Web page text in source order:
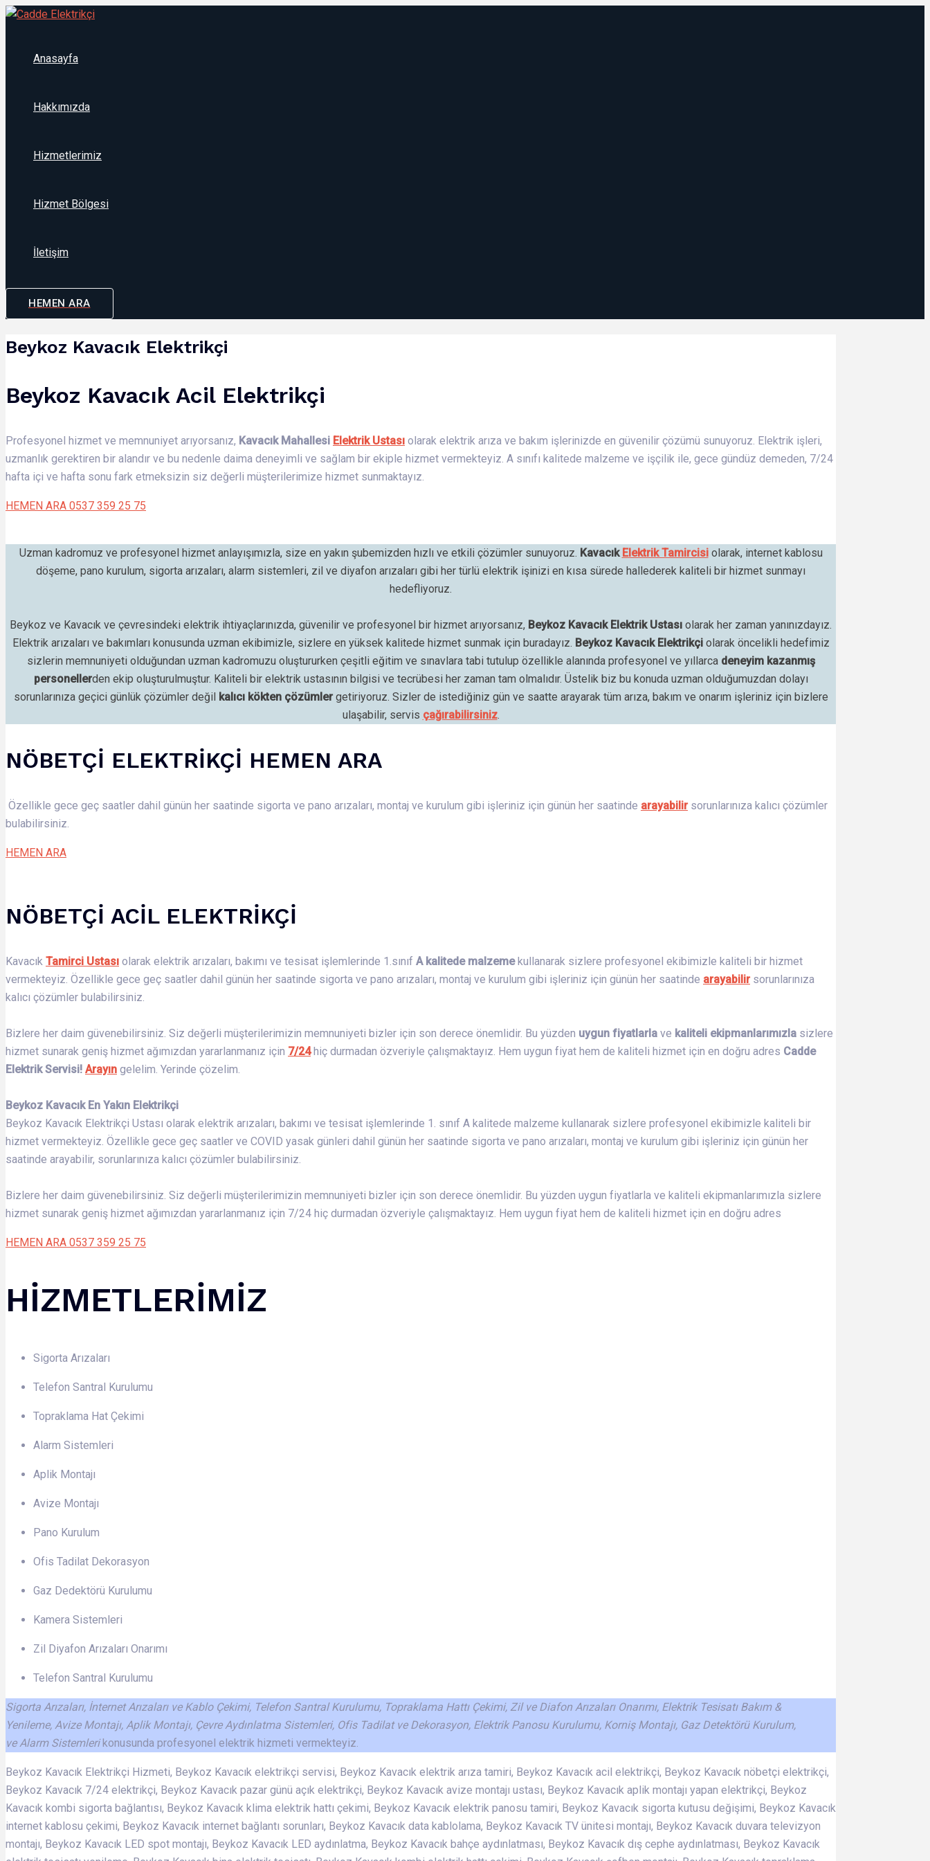
İçeriğe
Anasayfa
Hakkımızda
Hizmetlerimiz
Hizmet Bölgesi
İletişim
HEMEN ARA
Beykoz Kavacık Elektrikçi
Beykoz Kavacık Acil Elektrikçi
Profesyonel hizmet ve memnuniyet arıyorsanız, Kavacık Mahallesi Elektrik Ustası olarak elektrik arıza ve bakım işlerinizde en güvenilir çözümü sunuyoruz. Elektrik işleri,
uzmanlık gerektiren bir alandır ve bu nedenle daima deneyimli ve sağlam bir ekiple hizmet vermekteyiz. A sınıfı kalitede malzeme ve işçilik ile, gece gündüz demeden, 7/24
hafta içi ve hafta sonu fark etmeksizin siz değerli müşterilerimize hizmet sunmaktayız.
HEMEN ARA 0537 359 25 75
Uzman kadromuz ve profesyonel hizmet anlayışımızla, size en yakın şubemizden hızlı ve etkili çözümler sunuyoruz. Kavacık Elektrik Tamircisiolarak, internet kablosu
döşeme, pano kurulum, sigorta arızaları, alarm sistemleri, zil ve diyafon arızaları gibi her türlü elektrik işinizi en kısa sürede hallederek kaliteli bir hizmet sunmayı
hedefliyoruz.
Beykoz ve Kavacık ve çevresindeki elektrik ihtiyaçlarınızda, güvenilir ve profesyonel bir hizmet arıyorsanız, Beykoz Kavacık Elektrik Ustası olarak her zaman yanınızdayız.
Elektrik arızaları ve bakımları konusunda uzman ekibimizle, sizlere en yüksek kalitede hizmet sunmak için buradayız. Beykoz Kavacık Elektrikçiolarak öncelikli hedefimiz
sizlerin memnuniyeti olduğundan uzman kadromuzu oluştururken çeşitli eğitim ve sınavlara tabi tutulup özellikle alanında profesyonel ve yıllarca deneyim kazanmış
personellerden ekip oluşturulmuştur. Kaliteli bir elektrik ustasının bilgisi ve tecrübesi her zaman tam olmalıdır. Üstelik biz bu konuda uzman olduğumuzdan dolayı
sorunlarınıza geçici günlük çözümler değil kalıcı kökten çözümlergetiriyoruz. Sizler de istediğiniz gün ve saatte arayarak tüm arıza, bakım ve onarım işleriniz için bizlere
ulaşabilir, servis çağırabilirsiniz.
NÖBETÇİ ELEKTRİKÇİ HEMEN ARA
Özellikle gece geç saatler dahil günün her saatinde sigorta ve pano arızaları, montaj ve kurulum gibi işleriniz için günün her saatinde arayabilirsorunlarınıza kalıcı çözümler
bulabilirsiniz.
HEMEN ARA
NÖBETÇİ ACİL ELEKTRİKÇİ
Kavacık Tamirci Ustası olarak elektrik arızaları, bakımı ve tesisat işlemlerinde 1.sınıf A kalitede malzemekullanarak sizlere profesyonel ekibimizle kaliteli bir hizmet
vermekteyiz. Özellikle gece geç saatler dahil günün her saatinde sigorta ve pano arızaları, montaj ve kurulum gibi işleriniz için günün her saatinde arayabilirsorunlarınıza
kalıcı çözümler bulabilirsiniz.
Bizlere her daim güvenebilirsiniz. Siz değerli müşterilerimizin memnuniyeti bizler için son derece önemlidir. Bu yüzden uygun fiyatlarla ve kaliteli ekipmanlarımızla sizlere
hizmet sunarak geniş hizmet ağımızdan yararlanmanız için 7/24hiç durmadan özveriyle çalışmaktayız. Hem uygun fiyat hem de kaliteli hizmet için en doğru adres Cadde
Elektrik Servisi! Arayın gelelim. Yerinde çözelim.
Beykoz Kavacık En Yakın Elektrikçi
Beykoz Kavacık Elektrikçi Ustası olarak elektrik arızaları, bakımı ve tesisat işlemlerinde 1. sınıf A kalitede malzeme kullanarak sizlere profesyonel ekibimizle kaliteli bir
hizmet vermekteyiz. Özellikle gece geç saatler ve COVID yasak günleri dahil günün her saatinde sigorta ve pano arızaları, montaj ve kurulum gibi işleriniz için günün her
saatinde arayabilir, sorunlarınıza kalıcı çözümler bulabilirsiniz.
Bizlere her daim güvenebilirsiniz. Siz değerli müşterilerimizin memnuniyeti bizler için son derece önemlidir. Bu yüzden uygun fiyatlarla ve kaliteli ekipmanlarımızla sizlere
hizmet sunarak geniş hizmet ağımızdan yararlanmanız için 7/24 hiç durmadan özveriyle çalışmaktayız. Hem uygun fiyat hem de kaliteli hizmet için en doğru adres
HEMEN ARA 0537 359 25 75
HİZMETLERİMİZ
Sigorta Arızaları
Telefon Santral Kurulumu
Topraklama Hat Çekimi
Alarm Sistemleri
Aplik Montajı
Avize Montajı
Pano Kurulum
Ofis Tadilat Dekorasyon
Gaz Dedektörü Kurulumu
Kamera Sistemleri
Zil Diyafon Arızaları Onarımı
Telefon Santral Kurulumu
Sigorta Arızaları, İnternet Arızaları ve Kablo Çekimi, Telefon Santral Kurulumu, Topraklama Hattı Çekimi, Zil ve Diafon Arızaları Onarımı, Elektrik Tesisatı Bakım &
Yenileme, Avize Montajı, Aplik Montajı, Çevre Aydınlatma Sistemleri, Ofis Tadilat ve Dekorasyon, Elektrik Panosu Kurulumu, Korniş Montajı, Gaz Detektörü Kurulum,
ve Alarm Sistemlerikonusunda profesyonel elektrik hizmeti vermekteyiz.
Beykoz Kavacık Elektrikçi Hizmeti, Beykoz Kavacık elektrikçi servisi, Beykoz Kavacık elektrik arıza tamiri, Beykoz Kavacık acil elektrikçi, Beykoz Kavacık nöbetçi elektrikçi,
Beykoz Kavacık 7/24 elektrikçi, Beykoz Kavacık pazar günü açık elektrikçi, Beykoz Kavacık avize montajı ustası, Beykoz Kavacık aplik montajı yapan elektrikçi, Beykoz
Kavacık kombi sigorta bağlantısı, Beykoz Kavacık klima elektrik hattı çekimi, Beykoz Kavacık elektrik panosu tamiri, Beykoz Kavacık sigorta kutusu değişimi, Beykoz Kavacık
internet kablosu çekimi, Beykoz Kavacık internet bağlantı sorunları, Beykoz Kavacık data kablolama, Beykoz Kavacık TV ünitesi montajı, Beykoz Kavacık duvara televizyon
montajı, Beykoz Kavacık LED spot montajı, Beykoz Kavacık LED aydınlatma, Beykoz Kavacık bahçe aydınlatması, Beykoz Kavacık dış cephe aydınlatması, Beykoz Kavacık